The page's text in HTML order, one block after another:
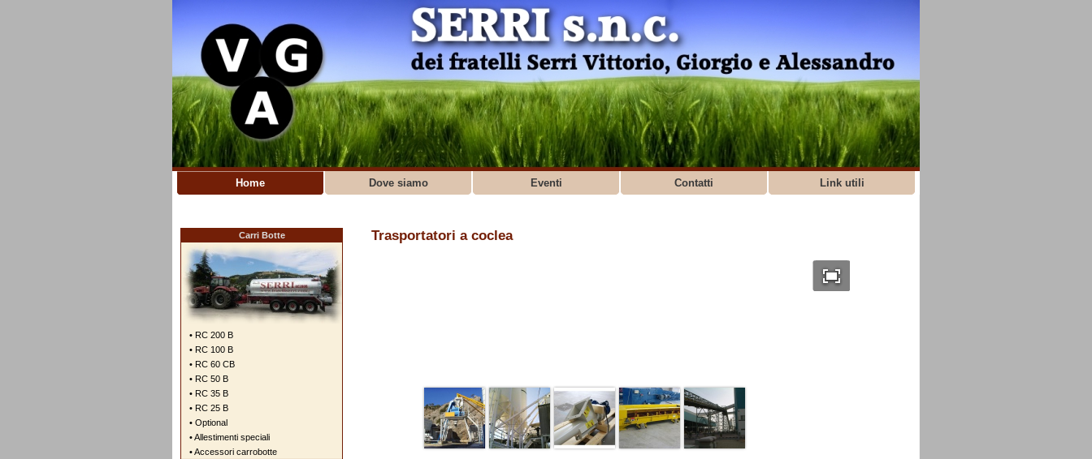
Home Dove siamo Eventi Contatti Link utili
Trasportatori a coclea
Carri Botte
• RC 200 B
• RC 100 B
• RC 60 CB
• RC 50 B
• RC 35 B
• RC 25 B
• Optional
• Allestimenti speciali
• Accessori carrobotte